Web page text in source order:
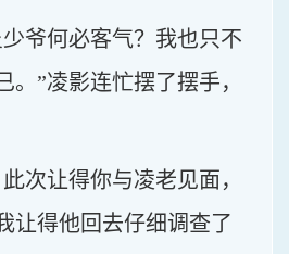
爷何必客气？我也只不
。”凌影连忙摆了摆手，
次让得你与凌老见面，
让得他回去仔细调查了